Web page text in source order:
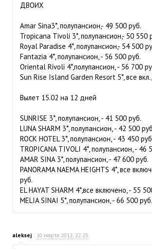
ДВОИХ
Amar Sina3*, полупансион,- 49 500 руб.
Tropicana Tivoli 3*, полупансион,- 50 550
Royal Paradise 4*, полупансион,- 54 500
Fantazia 4*, полупансион, - 56 500 руб.
Oriental Rivoli 4*,полупансион, - 56 700
Sun Rise Island Garden Resort 5*, все
Вылет 15.02 на 12 дней
SUNRISE 3*, полупансион, - 41 500 руб.
LUNA SHARM 3*, полупансион, - 42 500
ROCK HOTEL 3*, полупансион, - 43 450
TROPICANA TIVOLI 4*, полупансион, - 46
AMAR SINA 3*, полупансион, - 47 600 руб.
PANORAMA NAEMA HEIGHTS 4*, все
руб.
EL HAYAT SHARM 4*,все включено, - 55
MELIA SINAI 5*, полупансион, - 66 500 руб.
aleksej 10 марта 2012, 22:25